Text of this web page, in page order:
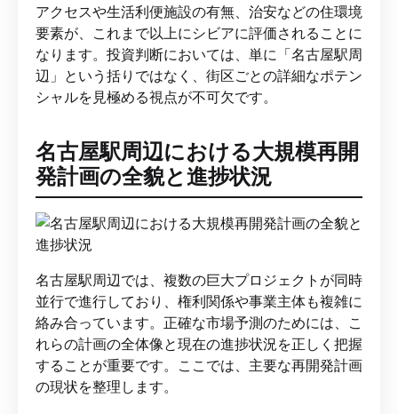
アクセスや生活利便施設の有無、治安などの住環境
要素が、これまで以上にシビアに評価されることに
なります。投資判断においては、単に「名古屋駅周
辺」という括りではなく、街区ごとの詳細なポテン
シャルを見極める視点が不可欠です。
名古屋駅周辺における大規模再開
発計画の全貌と進捗状況
名古屋駅周辺では、複数の巨大プロジェクトが同時
並行で進行しており、権利関係や事業主体も複雑に
絡み合っています。正確な市場予測のためには、こ
れらの計画の全体像と現在の進捗状況を正しく把握
することが重要です。ここでは、主要な再開発計画
の現状を整理します。